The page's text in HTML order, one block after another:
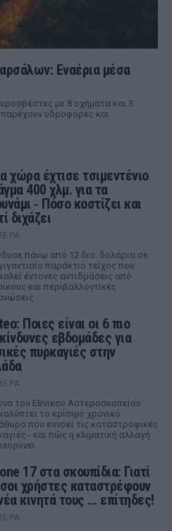
Εναέρια μέσα
με 8 οχήματα και 3
υδροφόρες και
χώρα έχτισε τσιμεντένιο
400 χλμ. για τα
‑ Πόσο κοστίζει και
διχάζει
πάνω από 12 δισ. δολάρια σε
παράκτιο τείχος που
έντονες αντιδράσεις από
και περιβαλλοντικές
Ποιες είναι οι 6 πιο
εβδομάδες για
πυρκαγιές στην
του Εθνικού Αστεροσκοπείου
το κρίσιμο χρονικό
που ευνοεί τις καταστροφικές
- και πώς η κλιματική αλλαγή
17 στα σκουπίδια: Γιατί
χρήστες καταστρέφουν
κινητά τους ... επίτηδες!